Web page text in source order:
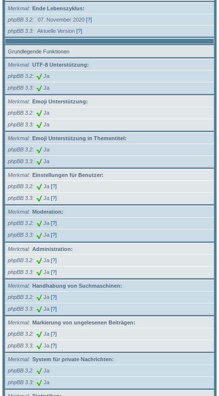
Merkmal
Ende Lebenszyklus:
phpBB 3.2
07. November 2020 [?]
phpBB 3.3
Aktuelle Version [?]
Grundlegende Funktionen
Merkmal
UTF-8 Unterstützung:
phpBB 3.2
Ja
phpBB 3.3 Ja
Merkmal
Emoji Unterstützung:
phpBB 3.2
Ja
phpBB 3.3 Ja
Merkmal
Emoji Unterstützung in Thementitel:
phpBB 3.2
Ja
phpBB 3.3 Ja
Merkmal
Einstellungen für Benutzer:
phpBB 3.2
Ja [?]
phpBB 3.3 Ja [?]
Merkmal
Moderation:
phpBB 3.2
Ja [?]
phpBB 3.3 Ja [?]
Merkmal
Administration:
phpBB 3.2
Ja [?]
phpBB 3.3 Ja [?]
Merkmal
Handhabung von Suchmaschinen:
phpBB 3.2
Ja [?]
phpBB 3.3 Ja [?]
Merkmal
Markierung von ungelesenen Beiträgen:
phpBB 3.2
Ja [?]
phpBB 3.3 Ja [?]
Merkmal
System für private Nachrichten:
phpBB 3.2
Ja
phpBB 3.3 Ja